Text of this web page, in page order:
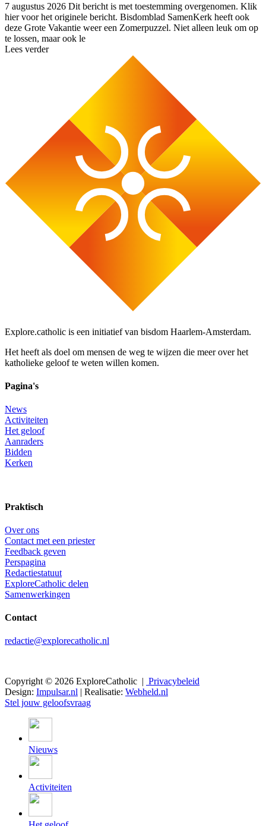
7 augustus 2026 Dit bericht is met toestemming overgenomen. Klik
hier voor het originele bericht. Bisdomblad SamenKerk heeft ook
deze Grote Vakantie weer een Zomerpuzzel. Niet alleen leuk om op
te lossen, maar ook le
Lees verder
Explore.catholic is een initiatief van bisdom Haarlem-Amsterdam.
Het heeft als doel om mensen de weg te wijzen die meer over het
katholieke geloof te weten willen komen.
Pagina's
News
Activiteiten
Het geloof
Aanraders
Bidden
Kerken
Praktisch
Over ons
Contact met een priester
Feedback geven
Perspagina
Redactiestatuut
ExploreCatholic delen
Samenwerkingen
Contact
redactie@explorecatholic.nl
Copyright © 2026 ExploreCatholic | Privacybeleid
Design: Impulsar.nl | Realisatie: Webheld.nl
Stel jouw geloofsvraag
Nieuws
Activiteiten